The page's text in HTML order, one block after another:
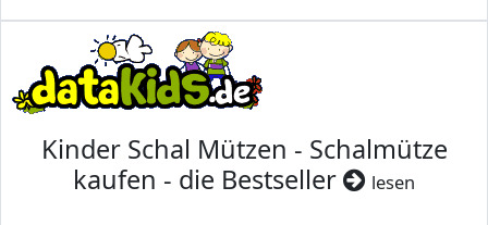
Kinder Schal Mützen - Schalmütze
kaufen - die Bestseller
lesen